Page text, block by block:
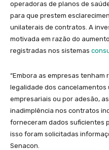
operadoras de planos de
para que prestem
unilaterais de contratos. A
motivada em razão do
registradas nos sistemas
“Embora as empresas
legalidade dos
empresariais ou por adesão,
inadimplência nos contratos
forneceram dados suficientes
isso foram solicitadas
Senacon.